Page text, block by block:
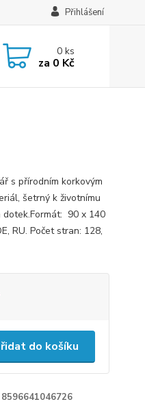
Přihlášení
0ks
za 0 Kč
s přírodním korkovým
šetrný k životnímu
dotek.Formát: 90 x 140
RU. Počet stran: 128,
do košíku
8596641046726